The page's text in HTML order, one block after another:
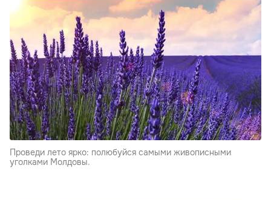
Проведи лето ярко: полюбуйся самыми живописными
уголками Молдовы.